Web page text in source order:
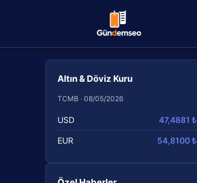
Altın & Döviz Kuru
TCMB · 08/05/2026
USD 47,4881 ₺
EUR 54,8100 ₺